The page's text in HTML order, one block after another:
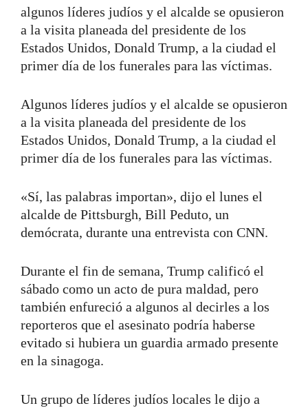
algunos líderes judíos y el alcalde se opusieron
a la visita planeada del presidente de los
Estados Unidos, Donald Trump, a la ciudad el
primer día de los funerales para las víctimas.
Algunos líderes judíos y el alcalde se opusieron
a la visita planeada del presidente de los
Estados Unidos, Donald Trump, a la ciudad el
primer día de los funerales para las víctimas.
«Sí, las palabras importan», dijo el lunes el
alcalde de Pittsburgh, Bill Peduto, un
demócrata, durante una entrevista con CNN.
Durante el fin de semana, Trump calificó el
sábado como un acto de pura maldad, pero
también enfureció a algunos al decirles a los
reporteros que el asesinato podría haberse
evitado si hubiera un guardia armado presente
en la sinagoga.
Un grupo de líderes judíos locales le dijo a